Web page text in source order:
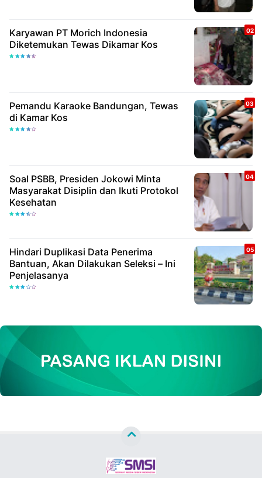
Karyawan PT Morich Indonesia
Diketemukan Tewas Dikamar Kos
Pemandu Karaoke Bandungan, Tewas
di Kamar Kos
Soal PSBB, Presiden Jokowi Minta
Masyarakat Disiplin dan Ikuti Protokol
Kesehatan
Hindari Duplikasi Data Penerima
Bantuan, Akan Dilakukan Seleksi – Ini
Penjelasanya